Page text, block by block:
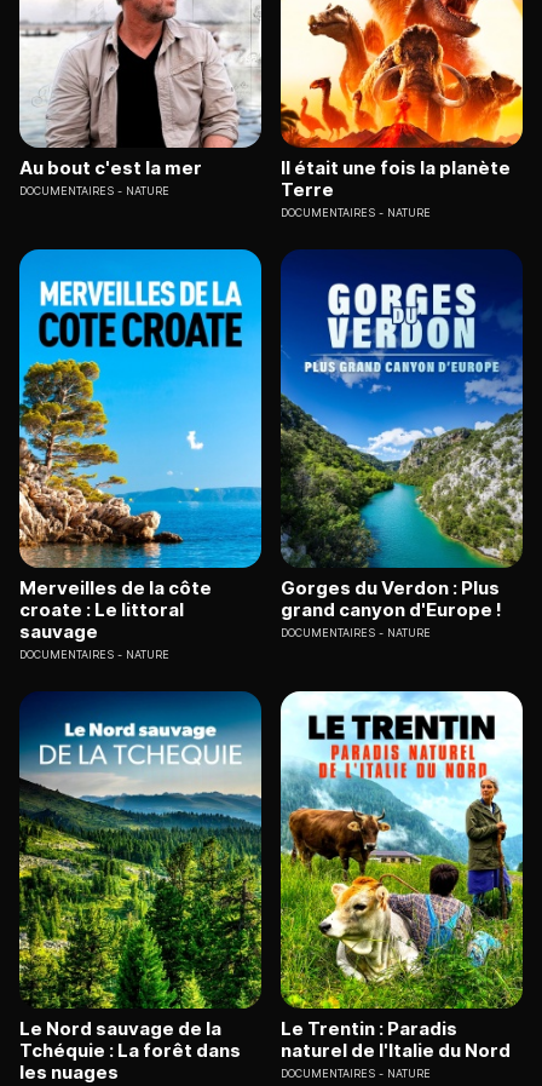
Au bout c'est la mer
DOCUMENTAIRES NATURE
Il était une fois la planète
Terre
DOCUMENTAIRES NATURE
Merveilles de la côte
croate : Le littoral
sauvage
DOCUMENTAIRES NATURE
Gorges du Verdon : Plus
grand canyon d'Europe !
DOCUMENTAIRES NATURE
Le Nord sauvage de la
Tchéquie : La forêt dans
les nuages
Le Trentin : Paradis
naturel de l'Italie du Nord
DOCUMENTAIRES NATURE